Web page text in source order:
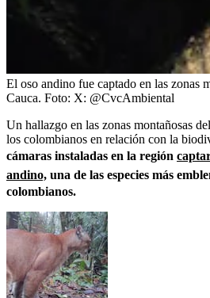
El oso andino fue captado en las zonas
Cauca. Foto: X: @CvcAmbiental
Un hallazgo en las zonas montañosas
los colombianos en relación con la
cámaras instaladas en la región
andino, una de las especies más
colombianos.